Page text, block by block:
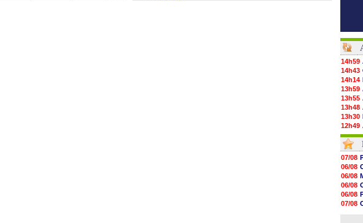
14h59
14h43
14h14
13h59
13h55
13h48
13h30
12h49
12h22
12h00
11h46
11h20
10h49
10h32
10h10
09h49
09h35
07/08
06/08
06/08
06/08
06/08
07/08